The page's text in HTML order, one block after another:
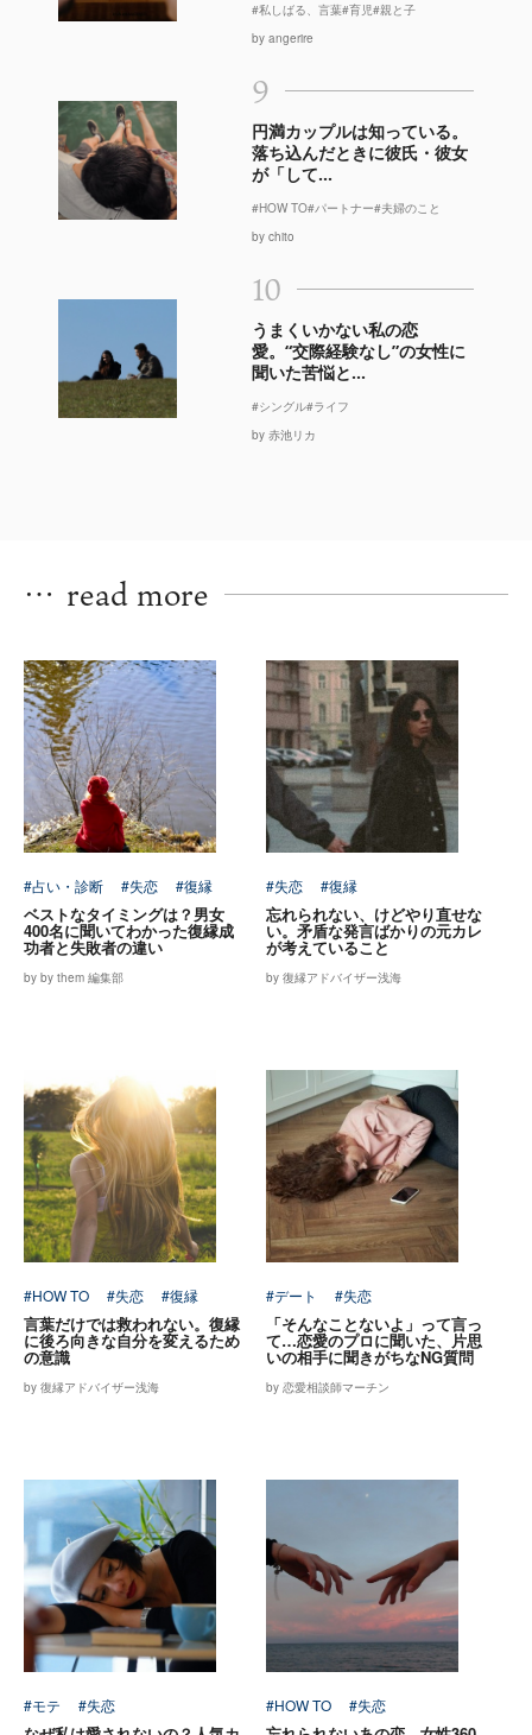
#私しばる、言葉#育児#親と子
by angerire
9
円満カップルは知っている。
落ち込んだときに彼氏・彼女
が「して...
#HOW TO#パートナー#夫婦のこと
by chito
10
うまくいかない私の恋
愛。“交際経験なし”の女性に
聞いた苦悩と...
#シングル#ライフ
by 赤池リカ
… read more
#占い・診断 #失恋 #復縁
ベストなタイミングは？男女
400名に聞いてわかった復縁成
功者と失敗者の違い
by by them 編集部
#失恋 #復縁
忘れられない、けどやり直せな
い。矛盾な発言ばかりの元カレ
が考えていること
by 復縁アドバイザー浅海
#HOW TO #失恋 #復縁
言葉だけでは救われない。復縁
に後ろ向きな自分を変えるため
の意識
by 復縁アドバイザー浅海
#デート #失恋
「そんなことないよ」って言っ
て…恋愛のプロに聞いた、片思
いの相手に聞きがちなNG質問
by 恋愛相談師マーチン
#モテ #失恋 #HOW TO #失恋